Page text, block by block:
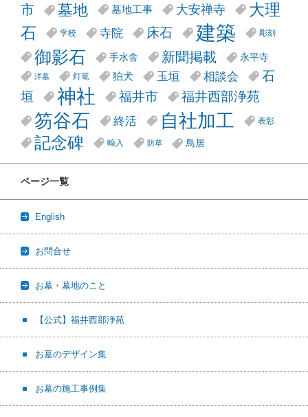
市
墓地 墓地工事 大安禅寺
大理
石
学校 寺院 床石 建築 彫刻
御影石 手水舎 新聞掲載 永平寺
洋墓 灯篭 狛犬 玉垣 相談会
石
垣
神社 福井市 福井西部浄苑
笏谷石 終活 自社加工 表彰
記念碑 輸入 防草 鳥居
ページ一覧
English
お問合せ
お墓・墓地のこと
【公式】福井西部浄苑
お墓のデザイン集
お墓の施工事例集